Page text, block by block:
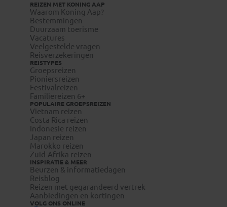
REIZEN MET KONING AAP
Waarom Koning Aap?
Bestemmingen
Duurzaam toerisme
Vacatures
Veelgestelde vragen
Reisverzekeringen
REISTYPES
Groepsreizen
Pioniersreizen
Festivalreizen
Familiereizen 6+
POPULAIRE GROEPSREIZEN
Vietnam reizen
Costa Rica reizen
Indonesie reizen
Japan reizen
Marokko reizen
Zuid-Afrika reizen
INSPIRATIE & MEER
Beurzen & informatiedagen
Reisblog
Reizen met gegarandeerd vertrek
Aanbiedingen en kortingen
VOLG ONS ONLINE